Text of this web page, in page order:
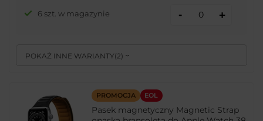
POKAŻ INNE WARIANTY(2)
6 szt. w magazynie - +
PROMOCJA EOL
Pasek magnetyczny Magnetic Strap